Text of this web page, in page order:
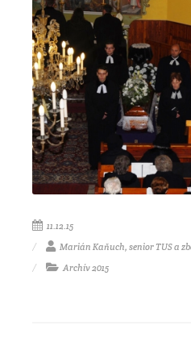
11.12.15
Marián Kaňuch, senior TUS a
Archív 2015